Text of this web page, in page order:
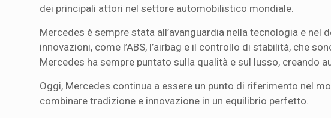
dei principali attori nel settore automobilistico mondiale.
Mercedes è sempre stata all’avanguardia nella tecnologia e
innovazioni, come l’ABS, l’airbag e il controllo di stabilità, che
Mercedes ha sempre puntato sulla qualità e sul lusso, creando
Oggi, Mercedes continua a essere un punto di riferimento nel
combinare tradizione e innovazione in un equilibrio perfetto.